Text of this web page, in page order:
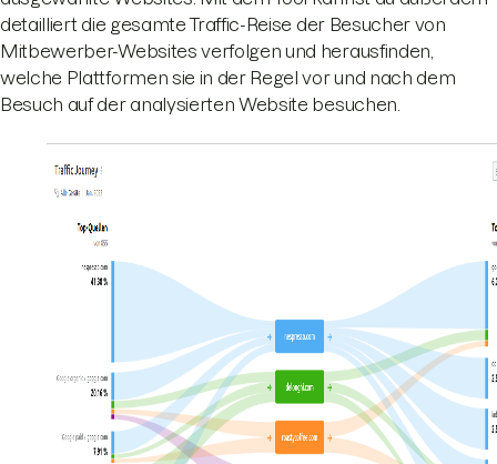
detailliert die gesamte Traffic-Reise der Besucher von
Mitbewerber-Websites verfolgen und herausfinden,
welche Plattformen sie in der Regel vor und nach dem
Besuch auf der analysierten Website besuchen.